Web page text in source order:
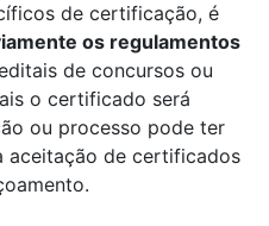
de certificação, é
os regulamentos
de concursos ou
o certificado será
ou processo pode ter
aceitação de certificados